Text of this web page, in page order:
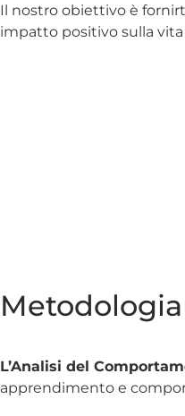
Il nostro obiettivo è
impatto positivo sulla
Metodologia
L’Analisi del
apprendimento e